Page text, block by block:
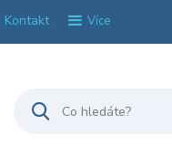
Kontakt Více